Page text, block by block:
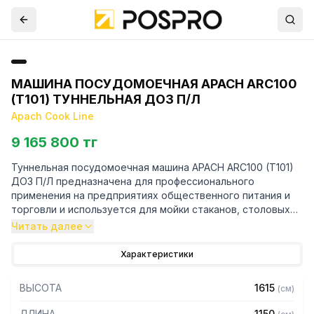
МАШИНА ПОСУДОМОЕЧНАЯ APACH ARC100
(T101) ТУННЕЛЬНАЯ ДОЗ П/Л
Apach Cook Line
9 165 800 тг
Туннельная посудомоечная машина APACH ARC100 (T101)
ДОЗ П/Л предназначена для профессионального
применения на предприятиях общественного питания и
торговли и используется для мойки стаканов, столовых
приборов и тарелок в корзинах размером 500х500 мм.
Данная модель оснащена электронной панелью
Конструктивные особенности данной модели: двойные
Читать далее
Характеристики
ВЫСОТА 1615 (см)